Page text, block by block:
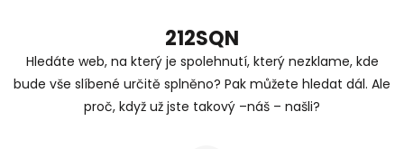
obsah
212SQN
Hledáte web, na který je spolehnutí, který nezklame, kde
bude vše slíbené určitě splněno? Pak můžete hledat dál. Ale
proč, když už jste takový –náš – našli?